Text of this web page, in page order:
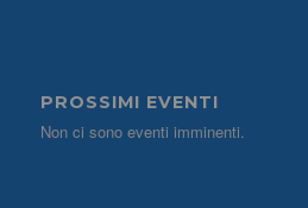
PROSSIMI EVENTI
Non ci sono eventi imminenti.